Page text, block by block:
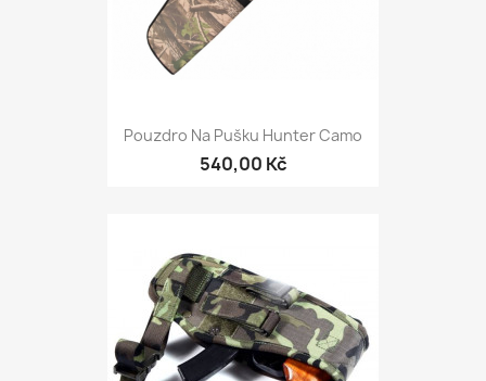
Pouzdro Na Pušku Hunter Camo
540,00 Kč